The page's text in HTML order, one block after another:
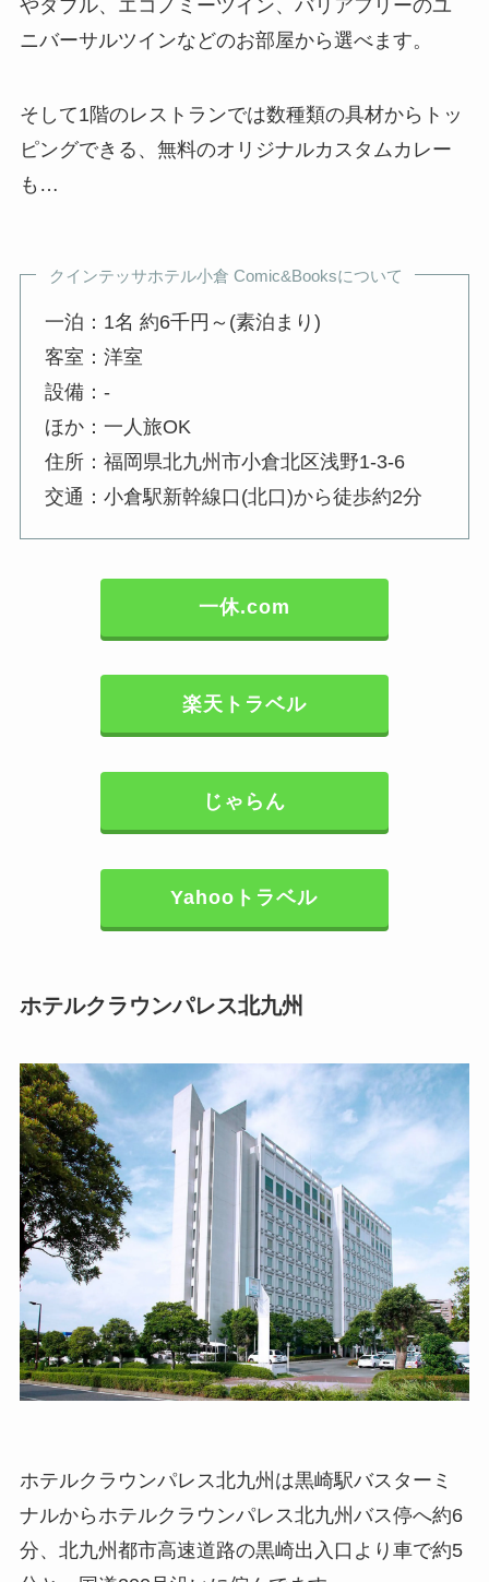
やダブル、エコノミーツイン、バリアフリーのユ
ニバーサルツインなどのお部屋から選べます。
そして1階のレストランでは数種類の具材からトッ
ピングできる、無料のオリジナルカスタムカレー
も…
クインテッサホテル小倉 Comic&Booksについて
一泊：1名 約6千円～(素泊まり)
客室：洋室
設備：-
ほか：一人旅OK
住所：福岡県北九州市小倉北区浅野1-3-6
交通：小倉駅新幹線口(北口)から徒歩約2分
一休.com
楽天トラベル
じゃらん
Yahooトラベル
ホテルクラウンパレス北九州
ホテルクラウンパレス北九州は黒崎駅バスターミ
ナルからホテルクラウンパレス北九州バス停へ約6
分、北九州都市高速道路の黒崎出入口より車で約5